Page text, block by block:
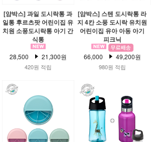
[얌박스] 과일 도시락통 과
일통 후르츠팟 어린이집 유
치원 소풍도시락통 아기 간
식통
28,500 21,300원
420원 적립
[얌박스] 스텐 도시락통 라
지 4칸 소풍 도시락 유치원
어린이집 유아 아동 아기
피크닉
66,000 49,200원
980원 적립